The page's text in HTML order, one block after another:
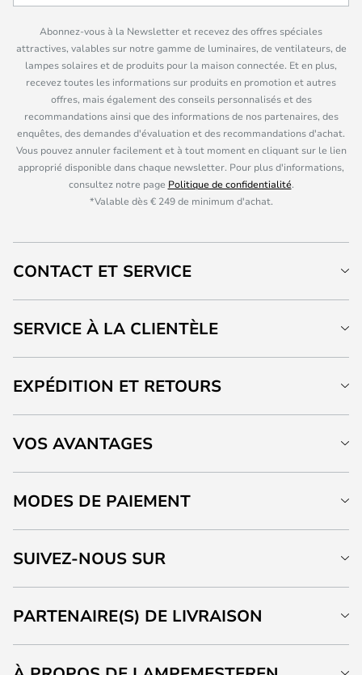
Abonnez-vous à la Newsletter et recevez des offres spéciales
attractives, valables sur notre gamme de luminaires, de ventilateurs, de
lampes solaires et de produits pour la maison connectée. Et en plus,
recevez toutes les informations sur produits en promotion et autres
offres, mais également des conseils personnalisés et des
recommandations ainsi que des informations de nos partenaires, des
enquêtes, des demandes d'évaluation et des recommandations d'achat.
Vous pouvez annuler facilement et à tout moment en cliquant sur le lien
approprié disponible dans chaque newsletter. Pour plus d'informations,
consultez notre page Politique de confidentialité.
*Valable dès € 249 de minimum d'achat.
CONTACT ET SERVICE
SERVICE À LA CLIENTÈLE
EXPÉDITION ET RETOURS
VOS AVANTAGES
MODES DE PAIEMENT
SUIVEZ-NOUS SUR
PARTENAIRE(S) DE LIVRAISON